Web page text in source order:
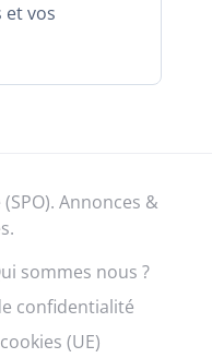
et vos
Annonces &
sommes nous ?
confidentialité
(UE)